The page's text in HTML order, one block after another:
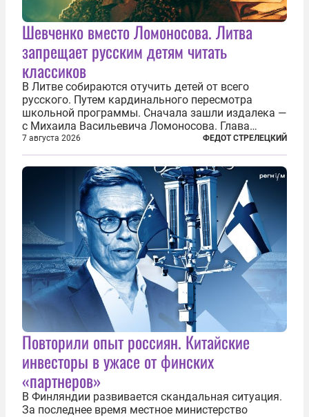
Шевченко вместо Ломоносова. Литва
запрещает русским детям читать
классиков
В Литве собираются отучить детей от всего
русского. Путем кардинального пересмотра
школьной программы. Сначала зашли издалека —
с Михаила Васильевича Ломоносова. Глава
правительства Литвы Миндаугас Синкявичюс
предложил исключить его тексты из программ
общего образования. Мотивировал он это тем,
7 августа 2026 ФЕДОТ СТРЕЛЕЦКИЙ
Повторили опыт россиян. Китайские
инвесторы в ужасе от финских
«партнеров»
В Финляндии развивается скандальная ситуация.
За последнее время местное министерство